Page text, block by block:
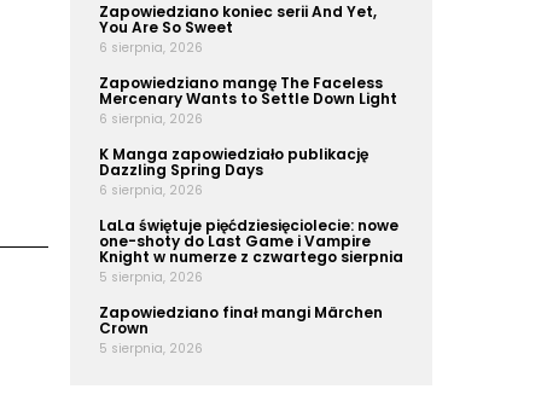
Zapowiedziano koniec serii And Yet,
You Are So Sweet
6 sierpnia, 2026
Zapowiedziano mangę The Faceless
Mercenary Wants to Settle Down Light
6 sierpnia, 2026
K Manga zapowiedziało publikację
Dazzling Spring Days
6 sierpnia, 2026
LaLa świętuje pięćdziesięciolecie: nowe
one-shoty do Last Game i Vampire
Knight w numerze z czwartego sierpnia
5 sierpnia, 2026
Zapowiedziano finał mangi Märchen
Crown
5 sierpnia, 2026